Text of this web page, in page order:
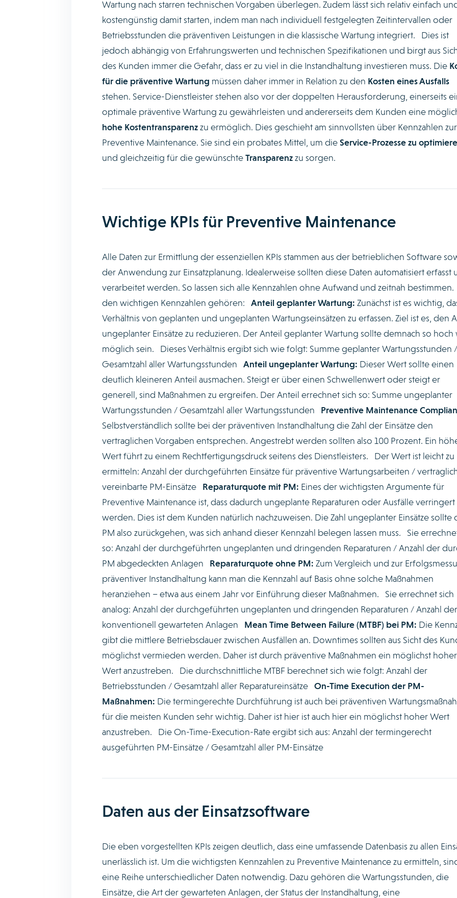
Wartung nach starren technischen Vorgaben überlegen. Zudem lässt sich relativ einfach
kostengünstig damit starten, indem man nach individuell festgelegten Zeitintervallen oder
Betriebsstunden die präventiven Leistungen in die klassische Wartung integriert. Dies ist
jedoch abhängig von Erfahrungswerten und technischen Spezifikationen und birgt aus
des Kunden immer die Gefahr, dass er zu viel in die Instandhaltung investieren muss. Die
für die präventive Wartung müssen daher immer in Relation zu den Kosten eines Ausfalls
stehen. Service-Dienstleister stehen also vor der doppelten Herausforderung, einerseits
optimale präventive Wartung zu gewährleisten und andererseits dem Kunden eine
hohe Kostentransparenzzu ermöglich. Dies geschieht am sinnvollsten über Kennzahlen zur
Preventive Maintenance. Sie sind ein probates Mittel, um dieService-Prozesse zu
und gleichzeitig für die gewünschteTransparenzzu sorgen.
Wichtige KPIs für Preventive Maintenance
Alle Daten zur Ermittlung der essenziellen KPIs stammen aus der betrieblichen Software
der Anwendung zur Einsatzplanung. Idealerweise sollten diese Daten automatisiert erfasst
verarbeitet werden. So lassen sich alle Kennzahlen ohne Aufwand und zeitnah
den wichtigen Kennzahlen gehören: Anteil geplanter Wartung: Zunächst ist es wichtig,
Verhältnis von geplanten und ungeplanten Wartungseinsätzen zu erfassen. Ziel ist es, den
ungeplanter Einsätze zu reduzieren. Der Anteil geplanter Wartung sollte demnach so hoch
möglich sein. Dieses Verhältnis ergibt sich wie folgt: Summe geplanter Wartungsstunden /
Gesamtzahl aller Wartungsstunden Anteil ungeplanter Wartung: Dieser Wert sollte einen
deutlich kleineren Anteil ausmachen. Steigt er über einen Schwellenwert oder steigt er
generell, sind Maßnahmen zu ergreifen. Der Anteil errechnet sich so: Summe ungeplanter
Wartungsstunden / Gesamtzahl aller Wartungsstunden Preventive Maintenance
Selbstverständlich sollte bei der präventiven Instandhaltung die Zahl der Einsätze den
vertraglichen Vorgaben entsprechen. Angestrebt werden sollten also 100 Prozent. Ein
Wert führt zu einem Rechtfertigungsdruck seitens des Dienstleisters. Der Wert ist leicht zu
ermitteln: Anzahl der durchgeführten Einsätze für präventive Wartungsarbeiten /
vereinbarte PM-Einsätze Reparaturquote mit PM: Eines der wichtigsten Argumente für
Preventive Maintenance ist, dass dadurch ungeplante Reparaturen oder Ausfälle verringert
werden. Dies ist dem Kunden natürlich nachzuweisen. Die Zahl ungeplanter Einsätze sollte
PM also zurückgehen, was sich anhand dieser Kennzahl belegen lassen muss. Sie
so: Anzahl der durchgeführten ungeplanten und dringenden Reparaturen / Anzahl der
PM abgedeckten Anlagen Reparaturquote ohne PM: Zum Vergleich und zur
präventiver Instandhaltung kann man die Kennzahl auf Basis ohne solche Maßnahmen
heranziehen – etwa aus einem Jahr vor Einführung dieser Maßnahmen. Sie errechnet sich
analog: Anzahl der durchgeführten ungeplanten und dringenden Reparaturen / Anzahl der
konventionell gewarteten Anlagen Mean Time Between Failure (MTBF) bei PM: Die
gibt die mittlere Betriebsdauer zwischen Ausfällen an. Downtimes sollten aus Sicht des
möglichst vermieden werden. Daher ist durch präventive Maßnahmen ein möglichst hoher
Wert anzustreben. Die durchschnittliche MTBF berechnet sich wie folgt: Anzahl der
Betriebsstunden / Gesamtzahl aller Reparatureinsätze On-Time Execution der PM-
Maßnahmen: Die termingerechte Durchführung ist auch bei präventiven
für die meisten Kunden sehr wichtig. Daher ist hier ist auch hier ein möglichst hoher Wert
anzustreben. Die On-Time-Execution-Rate ergibt sich aus: Anzahl der termingerecht
ausgeführten PM-Einsätze / Gesamtzahl aller PM-Einsätze
Daten aus der Einsatzsoftware
Die eben vorgestellten KPIs zeigen deutlich, dass eine umfassende Datenbasis zu allen
unerlässlich ist. Um die wichtigsten Kennzahlen zu Preventive Maintenance zu ermitteln,
eine Reihe unterschiedlicher Daten notwendig. Dazu gehören die Wartungsstunden, die
Einsätze, die Art der gewarteten Anlagen, der Status der Instandhaltung, eine